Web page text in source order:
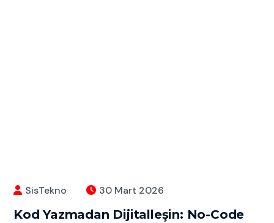
SisTekno 30 Mart 2026
Kod Yazmadan Dijitalleşin: No-Code